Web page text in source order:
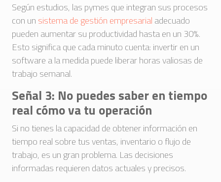
Según estudios, las pymes que integran sus procesos
con un sistema de gestión empresarial adecuado
pueden aumentar su productividad hasta en un 30%.
Esto significa que cada minuto cuenta: invertir en un
software a la medida puede liberar horas valiosas de
trabajo semanal.
Señal 3: No puedes saber en tiempo
real cómo va tu operación
Si no tienes la capacidad de obtener información en
tiempo real sobre tus ventas, inventario o flujo de
trabajo, es un gran problema. Las decisiones
informadas requieren datos actuales y precisos.